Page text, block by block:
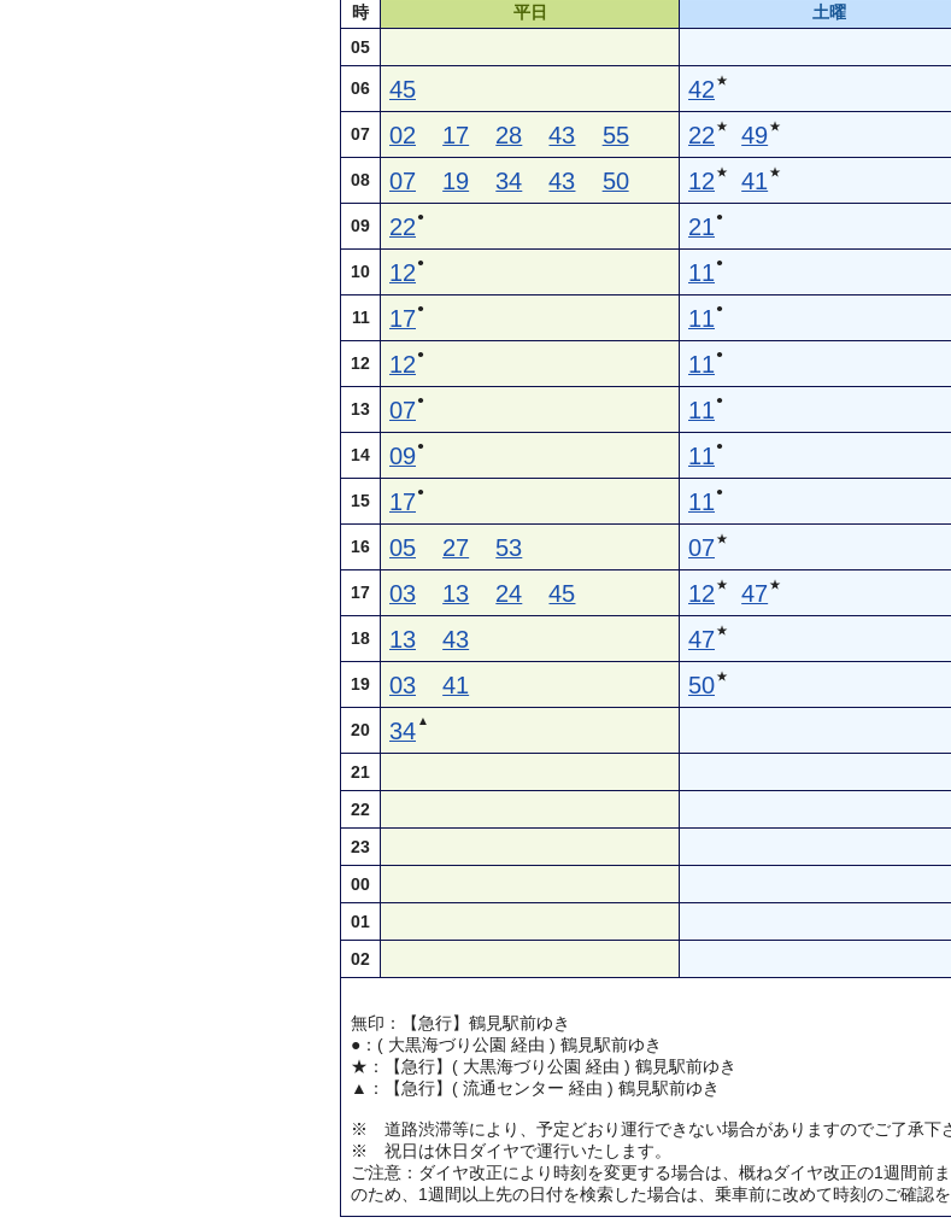
時 平日 土曜
05
06 45 42 ★
07 02 17 28 43 55 22 ★ 49★
08 07 19 34 43 50 12 ★ 41 ★
09 22 ● 21 ●
10 12 ● 11 ●
11 17● 11 ●
12 12 ● 11 ●
13 07● 11 ●
14 09● 11 ●
15 17● 11 ●
16 05 27 53 07★
17 03 13 24 45 12 ★ 47★
18 13 43 47★
19 03 41 50★
20 34 ▲
21
22
23
00
01
02
無印：【急行】鶴見駅前ゆき
●：( 大黒海づり公園 経由 ) 鶴見駅前ゆき
★：【急行】( 大黒海づり公園 経由 ) 鶴見駅前ゆき
▲：【急行】( 流通センター 経由 ) 鶴見駅前ゆき
※ 道路渋滞等により、予定どおり運行できない場合がありますのでご了承下
※ 祝日は休日ダイヤで運行いたします。
ご注意：ダイヤ改正により時刻を変更する場合は、概ねダイヤ改正の1週間前
のため、1週間以上先の日付を検索した場合は、乗車前に改めて時刻のご確認を